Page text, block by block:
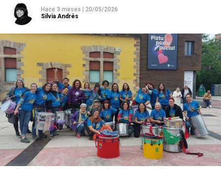
Hace 3 meses
20/05/2026
Silvia Andrés